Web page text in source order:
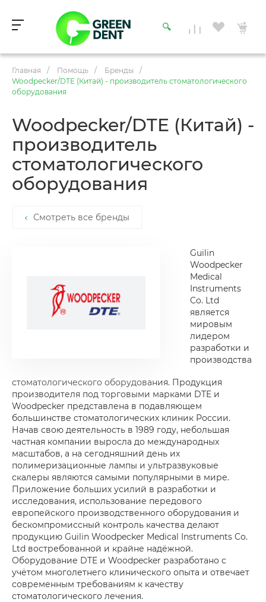
Главная / Помощь / Бренды
/
Woodpecker/DTE (Китай) - производитель стоматологического
оборудования
Woodpecker/DTE (Китай) -
производитель
стоматологического
оборудования
Смотреть все бренды
Guilin
Woodpecker
Medical
Instruments
Co. Ltd
является
мировым
лидером
разработки и
производства
стоматологического оборудования. Продукция
производителя под торговыми марками DTE и
Woodpecker представлена в подавляющем
большинстве стоматологических клиник России.
Начав свою деятельность в 1989 году, небольшая
частная компании выросла до международных
масштабов, а на сегодняшний день их
полимеризационные лампы и ультразвуковые
скалеры являются самыми популярными в мире.
Приложение больших усилий в разработки и
исследования, использование передового
европейского производственного оборудования и
бескомпромиссный контроль качества делают
продукцию Guilin Woodpecker Medical Instruments Co.
Ltd востребованной и крайне надёжной.
Оборудование DTE и Woodpecker разработано с
учётом многолетнего клинического опыта и отвечает
современным требованиям к качеству
стоматологического лечения.